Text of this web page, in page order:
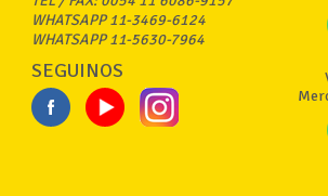
WHATSAPP 11-3469-6124
WHATSAPP 11-5630-7964
SEGUINOS